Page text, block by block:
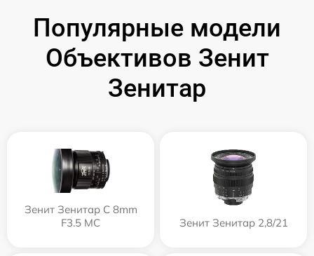
Популярные модели
Объективов Зенит
Зенитар
Зенит Зенитар C 8mm
F3.5 МС
Зенит Зенитар 2,8/21